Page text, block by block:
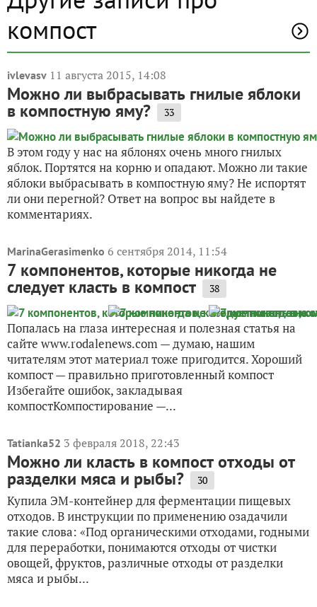
компост
ivlevasv 11 августа 2015, 14:08
Можно ли выбрасывать гнилые яблоки
в компостную яму? 33
В этом году у нас на яблонях очень много гнилых
яблок. Портятся на корню и опадают. Можно ли такие
яблоки выбрасывать в компостную яму? Не испортят
ли они перегной? Ответ на вопрос вы найдете в
комментариях.
MarinaGerasimenko 6 сентября 2014, 11:54
7 компонентов, которые никогда не
следует класть в компост 38
Попалась на глаза интересная и полезная статья на
сайте www.rodalenews.com — думаю, нашим
читателям этот материал тоже пригодится. Хороший
компост — правильно приготовленный компост
Избегайте ошибок, закладывая
компостКомпостирование —...
Tatianka52 3 февраля 2018, 22:43
Можно ли класть в компост отходы от
разделки мяса и рыбы? 30
Купила ЭМ-контейнер для ферментации пищевых
отходов. В инструкции по применению озадачили
такие слова: «Под органическими отходами, годными
для переработки, понимаются отходы от чистки
овощей, фруктов, различные отходы от разделки
мяса и рыбы...